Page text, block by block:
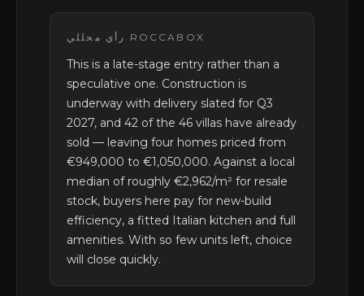
رأي محللي ROCCABOX
This is a late-stage entry rather than a
speculative one. Construction is
underway with delivery slated for Q3
2027, and 42 of the 46 villas have already
sold — leaving four homes priced from
€949,000 to €1,050,000. Against a local
median of roughly €2,962/m² for resale
stock, buyers here pay for new-build
efficiency, a fitted Italian kitchen and full
amenities. With so few units left, choice
will close quickly.